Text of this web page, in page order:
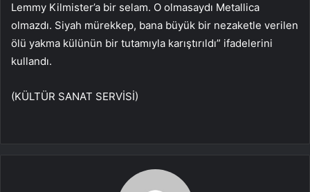
Lemmy Kilmister’a bir selam. O olmasaydı Metallica
olmazdı. Siyah mürekkep, bana büyük bir nezaketle verilen
ölü yakma külünün bir tutamıyla karıştırıldı” ifadelerini
kullandı.
(KÜLTÜR SANAT SERVİSİ)